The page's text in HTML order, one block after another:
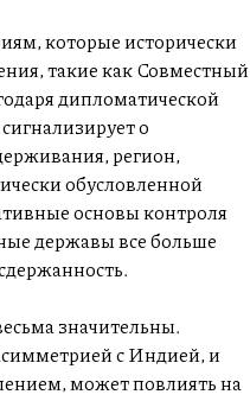
которые исторически
такие как Совместный
дипломатической
о
регион,
обусловленной
основы контроля
державы все больше
значительны.
с Индией, и
может повлиять на